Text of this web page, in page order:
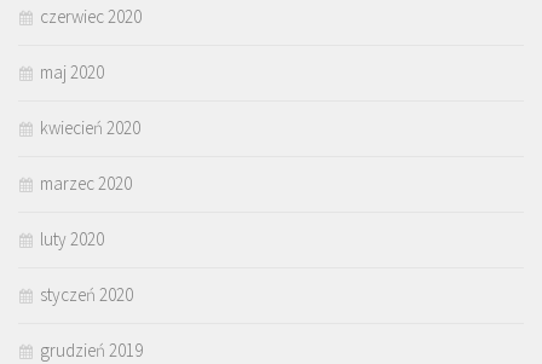
czerwiec 2020
maj 2020
kwiecień 2020
marzec 2020
luty 2020
styczeń 2020
grudzień 2019